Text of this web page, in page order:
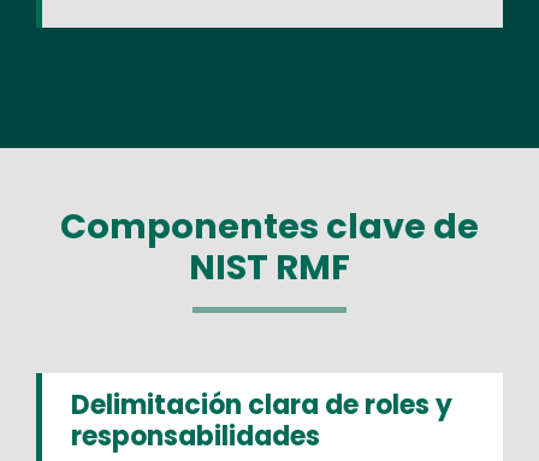
Componentes clave de
NIST RMF
Delimitación clara de roles y
responsabilidades